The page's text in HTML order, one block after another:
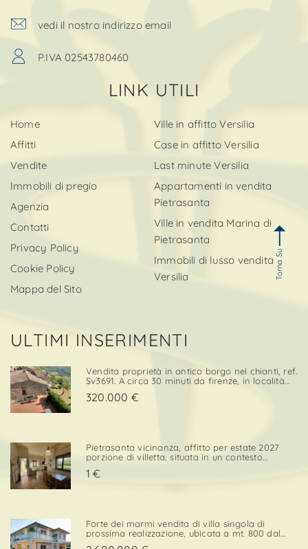
vedi il nostro indirizzo email
P.IVA 02543780460
LINK UTILI
Home
Affitti
Vendite
Immobili di pregio
Agenzia
Contatti
Privacy Policy
Cookie Policy
Mappa del Sito
Ville in affitto Versilia
Case in affitto Versilia
Last minute Versilia
Appartamenti in vendita
Pietrasanta
Ville in vendita Marina di
Pietrasanta
Immobili di lusso vendita
Versilia
ULTIMI INSERIMENTI
Vendita proprietà in antico borgo nel chianti, ref.
Sv3691. A circa 30 minuti da firenze, in località
medievale immerso nella natura, proponiamo in
320.000 €
Pietrasanta vicinanza, affitto per estate 2027
porzione di villetta, situata in un contesto
servizi. L’immobile è dotato di una porzione di
1 €
Forte dei marmi vendita di villa singola di
prossima realizzazione, ubicata a mt. 800 dal
Torna Su